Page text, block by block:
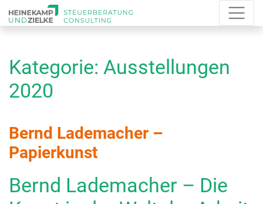
Kategorie: Ausstellungen
2020
Bernd Lademacher –
Papierkunst
Bernd Lademacher – Die